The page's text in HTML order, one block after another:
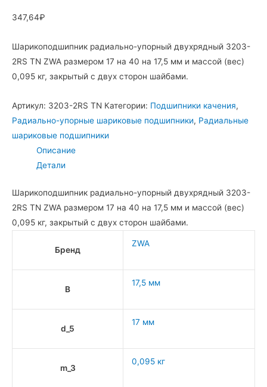
347,64₽
Шарикоподшипник радиально-упорный двухрядный 3203-
2RS TN ZWA размером 17 на 40 на 17,5 мм и массой (вес)
0,095 кг, закрытый с двух сторон шайбами.
Артикул: 3203-2RS TN Категории: Подшипники качения,
Радиально-упорные шариковые подшипники, Радиальные
шариковые подшипники
Описание
Детали
Шарикоподшипник радиально-упорный двухрядный 3203-
2RS TN ZWA размером 17 на 40 на 17,5 мм и массой (вес)
0,095 кг, закрытый с двух сторон шайбами.
Бренд
ZWA
B
17,5 мм
d_5
17 мм
m_3
0,095 кг